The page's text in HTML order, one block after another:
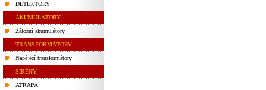
DETEKTORY
AKUMULÁTORY
Záložní akumulátory
TRANSFORMÁTORY
Napájecí transformátory
SIRÉNY
ATRAPA